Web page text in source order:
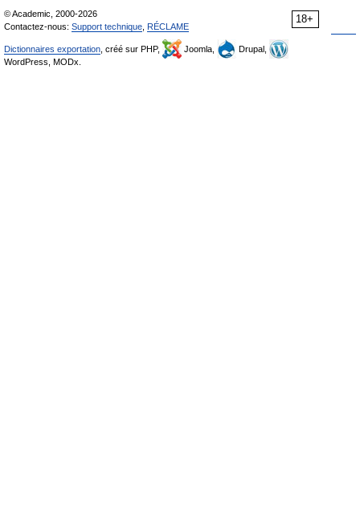
18+
© Academic, 2000-2026
Contactez-nous: Support technique RÉCLAME
Dictionnaires exportation , créé sur PHP, Joomla,
Drupal,
WordPress, MODx.